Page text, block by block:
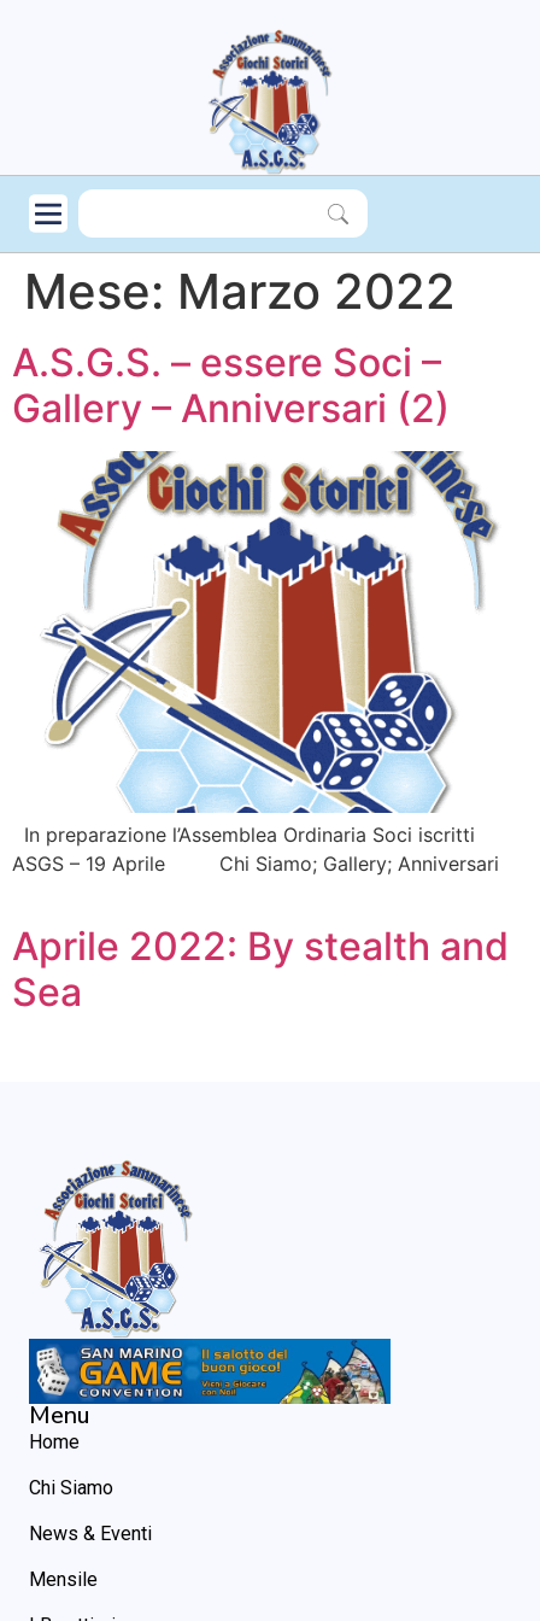
Mese: Marzo 2022
A.S.G.S. – essere Soci –
Gallery – Anniversari (2)
In preparazione l’Assemblea Ordinaria Soci iscritti
ASGS – 19 Aprile Chi Siamo; Gallery; Anniversari
Aprile 2022: By stealth and
Sea
Menu
Home
Chi Siamo
News & Eventi
Mensile